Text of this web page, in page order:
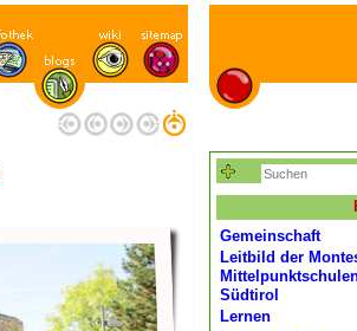
Gemeinschaft
Leitbild der
Südtirol
Lernen